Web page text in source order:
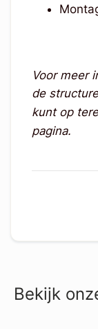
Voor meer
de
kunt op
pagina.
Bekijk